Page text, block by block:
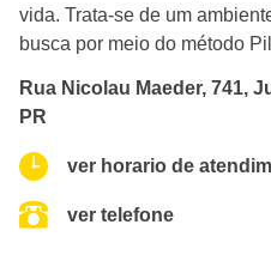
vida. Trata-se de um
busca por meio do método
Rua Nicolau Maeder, 741,
PR
ver horario de
ver telefone